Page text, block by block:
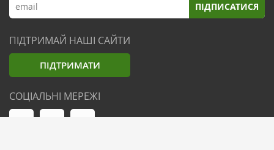
ПІДПИСАТИСЯ
ПІДТРИМАЙ НАШІ САЙТИ
ПІДТРИМАТИ
СОЦІАЛЬНІ МЕРЕЖІ